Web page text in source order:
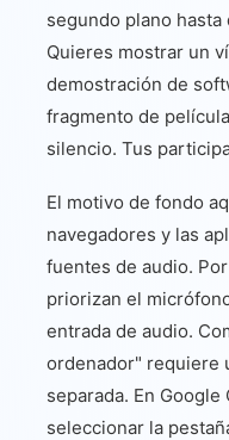
segundo plano
Quieres mostrar un
demostración de
fragmento de
silencio. Tus
El motivo de fondo
navegadores y las
fuentes de audio.
priorizan el
entrada de audio.
ordenador" requiere
separada. En
seleccionar la